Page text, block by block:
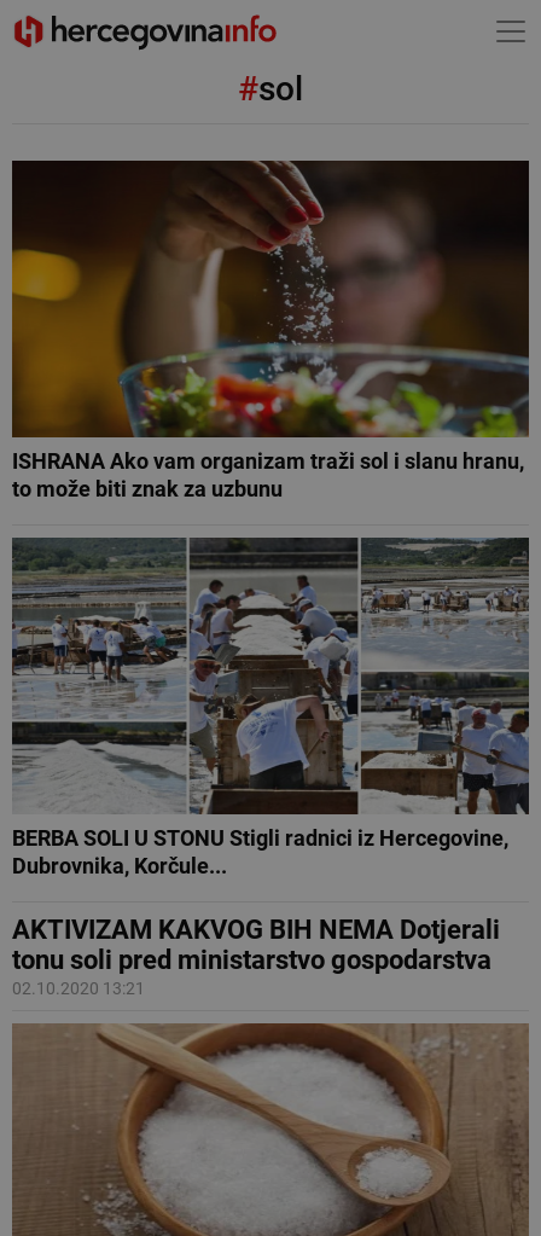
#sol
ISHRANA Ako vam organizam traži sol i slanu hranu,
to može biti znak za uzbunu
BERBA SOLI U STONU Stigli radnici iz Hercegovine,
Dubrovnika, Korčule...
AKTIVIZAM KAKVOG BIH NEMA Dotjerali
tonu soli pred ministarstvo gospodarstva
02.10.2020 13:21